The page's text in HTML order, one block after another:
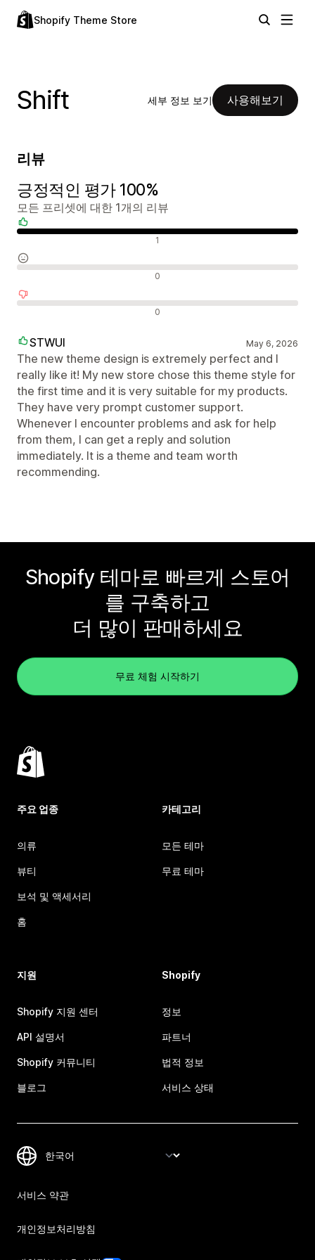
Shopify Theme Store
Shift 세부 정보 보기 사용해보기
리뷰
긍정적인 평가 100%
모든 프리셋에 대한 1개의 리뷰
1
0
0
STWUI May 6, 2026
The new theme design is extremely perfect and I
really like it! My new store chose this theme style for
the first time and it is very suitable for my products.
They have very prompt customer support.
Whenever I encounter problems and ask for help
from them, I can get a reply and solution
immediately. It is a theme and team worth
recommending.
Shopify 테마로 빠르게 스토어
를 구축하고
더 많이 판매하세요
무료 체험 시작하기
주요 업종
의류
뷰티
보석 및 액세서리
홈
카테고리
모든 테마
무료 테마
지원
Shopify 지원 센터
API 설명서
Shopify 커뮤니티
블로그
Shopify
정보
파트너
법적 정보
서비스 상태
서비스 약관
개인정보처리방침